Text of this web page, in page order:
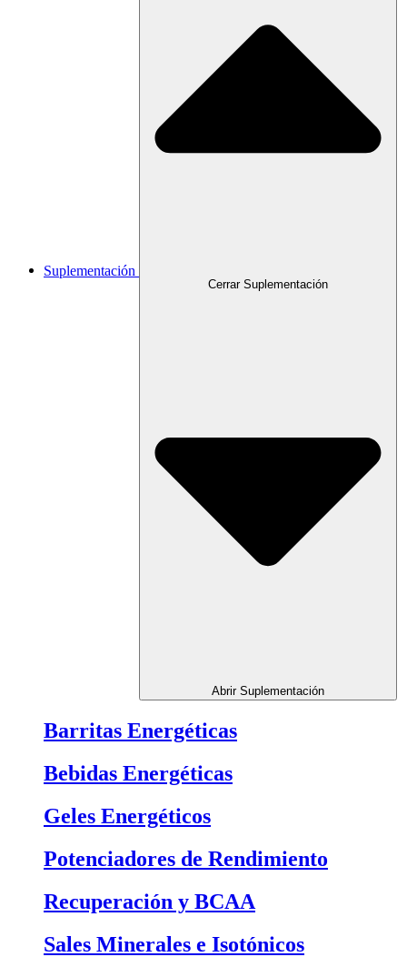
Suplementación
Cerrar Suplementación
Abrir Suplementación
Barritas Energéticas
Bebidas Energéticas
Geles Energéticos
Potenciadores de Rendimiento
Recuperación y BCAA
Sales Minerales e Isotónicos